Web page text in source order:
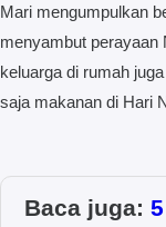
Mari mengumpulkan
menyambut perayaan
keluarga di rumah
saja makanan di Hari
Baca juga: